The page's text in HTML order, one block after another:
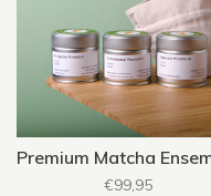
Premium Matcha
€99,95